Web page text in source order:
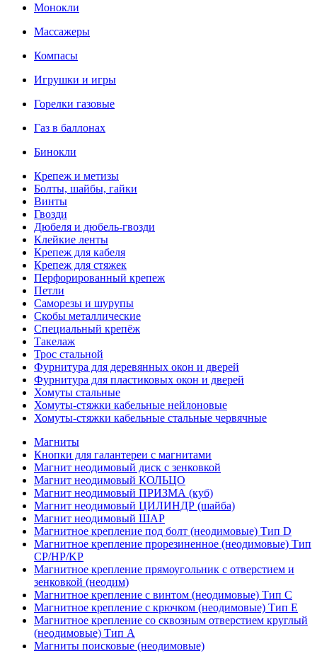
Монокли
Массажеры
Компасы
Игрушки и игры
Горелки газовые
Газ в баллонах
Бинокли
Крепеж и метизы
Болты, шайбы, гайки
Винты
Гвозди
Дюбеля и дюбель-гвозди
Клейкие ленты
Крепеж для кабеля
Крепеж для стяжек
Перфорированный крепеж
Петли
Саморезы и шурупы
Скобы металлические
Специальный крепёж
Такелаж
Трос стальной
Фурнитура для деревянных окон и дверей
Фурнитура для пластиковых окон и дверей
Хомуты стальные
Хомуты-стяжки кабельные нейлоновые
Хомуты-стяжки кабельные стальные червячные
Магниты
Кнопки для галантереи с магнитами
Магнит неодимовый диск с зенковкой
Магнит неодимовый КОЛЬЦО
Магнит неодимовый ПРИЗМА (куб)
Магнит неодимовый ЦИЛИНДР (шайба)
Магнит неодимовый ШАР
Магнитное крепление под болт (неодимовые) Тип D
Магнитное крепление прорезиненное (неодимовые) Тип
CP/HP/KP
Магнитное крепление прямоугольник с отверстием и
зенковкой (неодим)
Магнитное крепление с винтом (неодимовые) Тип С
Магнитное крепление с крючком (неодимовые) Тип Е
Магнитное крепление со сквозным отверстием круглый
(неодимовые) Тип А
Магниты поисковые (неодимовые)